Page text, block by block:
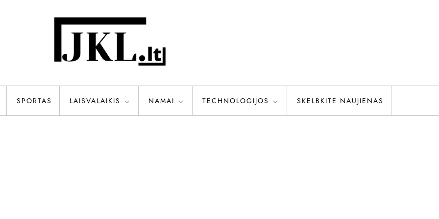
SPORTAS LAISVALAIKIS NAMAI TECHNOLOGIJOS SKELBKITE NAUJIENAS